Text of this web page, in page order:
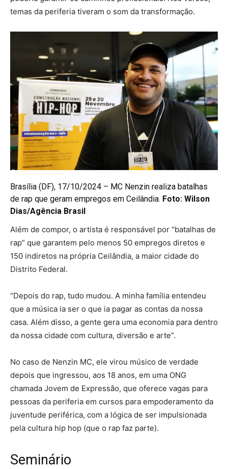
temas da periferia tiveram o som da transformação.
Brasília (DF), 17/10/2024 – MC Nenzin realiza batalhas
de rap que geram empregos em Ceilândia. Foto: Wilson
Dias/Agência Brasil
Além de compor, o artista é responsável por “batalhas de
rap” que garantem pelo menos 50 empregos diretos e
150 indiretos na própria Ceilândia, a maior cidade do
Distrito Federal.
“Depois do rap, tudo mudou. A minha família entendeu
que a música ia ser o que ia pagar as contas da nossa
casa. Além disso, a gente gera uma economia para dentro
da nossa cidade com cultura, diversão e arte”.
No caso de Nenzin MC, ele virou músico de verdade
depois que ingressou, aos 18 anos, em uma ONG
chamada Jovem de Expressão, que oferece vagas para
pessoas da periferia em cursos para empoderamento da
juventude periférica, com a lógica de ser impulsionada
pela cultura hip hop (que o rap faz parte).
Seminário